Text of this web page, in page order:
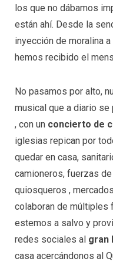
los que no dábamos
están ahí. Desde la
inyección de moralina
hemos recibido el
No pasamos por alto,
musical que a diario se
, con un concierto de
iglesias repican por
quedar en casa,
camioneros, fuerzas
quiosqueros ,
colaboran de múltiples
estemos a salvo y
redes sociales al gran
casa acercándonos al